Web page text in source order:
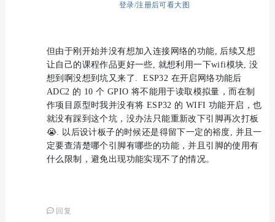
登录/注册后可看大图
但由于刚开始并没有想加入连接网络的功能, 后续又想
让自己的课程作品更好一些, 就想利用一下wifi模块, 没
想到啊没想到坑又来了. ESP32 在开启网络功能后
ADC2 的 10 个 GPIO 将不能用于读取模拟量，而在制
作项目原型时我并没有将 ESP32 的 WIFI 功能开启，也
就没有踩到这个坑，没办法只能重新改下引脚再次打板
😭. 以后设计板子的时候还是得留下一定的裕度, 并且一
定要查清楚哪个引脚有哪些的功能，并且引脚的使用有
什么限制，避免出现功能实现不了的情况。
回复